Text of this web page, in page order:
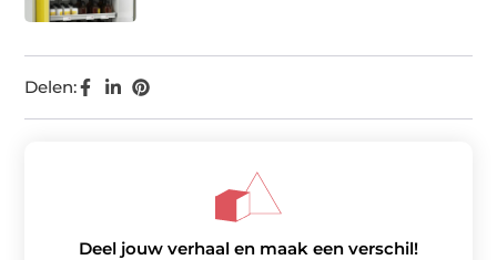
Delen:
Deel jouw verhaal en maak een verschil!